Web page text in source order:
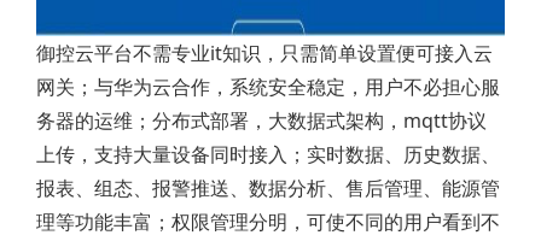
御控云平台不需专业it知识，只需简单设置便可接入云
网关；与华为云合作，系统安全稳定，用户不必担心服
务器的运维；分布式部署，大数据式架构，mqtt协议
上传，支持大量设备同时接入；实时数据、历史数据、
报表、组态、报警推送、数据分析、售后管理、能源管
理等功能丰富；权限管理分明，可使不同的用户看到不